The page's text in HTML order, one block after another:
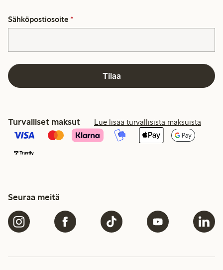
Sähköpostiosoite *
Tilaa
Turvalliset maksut Lue lisää turvallisista maksuista
Seuraa meitä